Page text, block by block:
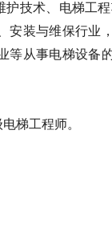
技术、电梯工
装与维保行业
从事电梯设备
梯工程师。